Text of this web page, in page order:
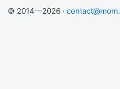
© 2014—2026 ·